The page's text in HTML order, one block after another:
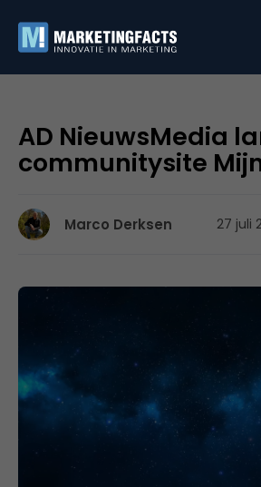
AD NieuwsMedia
communitysite
Marco Derksen 27 juli